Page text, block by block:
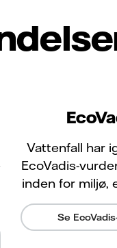
Vattenfall har
EcoVadis-
inden for miljø,
Se